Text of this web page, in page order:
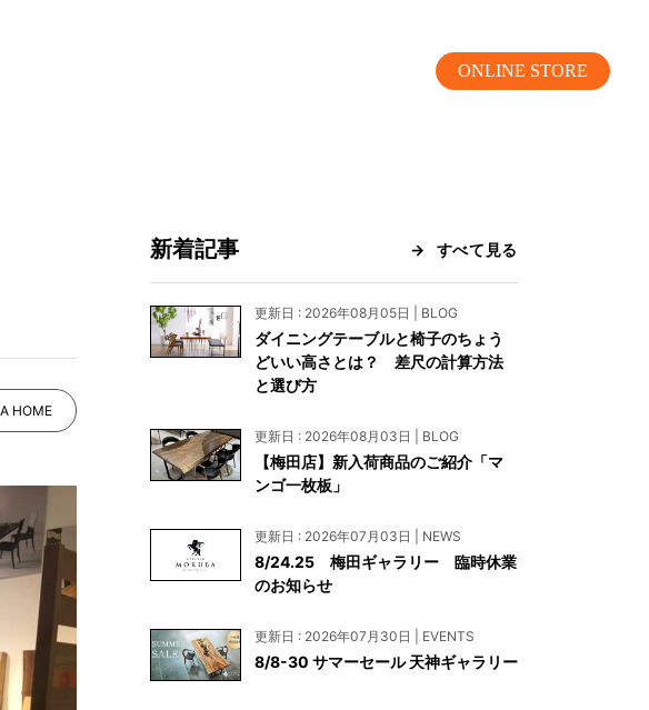
ONLINE STORE
事例
事例（住宅・インテリア）
例（店舗・オフィス）
の声
ィネート集
よくあるご質問
お問い合わせ
資料請求
工務店様・設計会社様向けお問い合わせ
一枚板買い取りに関して
HOME
新着記事 すべて見る
更新日 : 2026年08月05日 | BLOG
ダイニングテーブルと椅子のちょう
どいい高さとは？ 差尺の計算方法
と選び方
更新日 : 2026年08月03日 | BLOG
【梅田店】新入荷商品のご紹介「マ
ンゴ一枚板」
更新日 : 2026年07月03日 | NEWS
8/24.25 梅田ギャラリー 臨時休業
のお知らせ
更新日 : 2026年07月30日 | EVENTS
8/8-30 サマーセール 天神ギャラリー